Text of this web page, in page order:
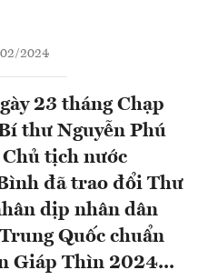
2024
23 tháng Chạp
thư Nguyễn Phú
tịch nước
đã trao đổi Thư
dịp nhân dân
Quốc chuẩn
Giáp Thìn 2024...